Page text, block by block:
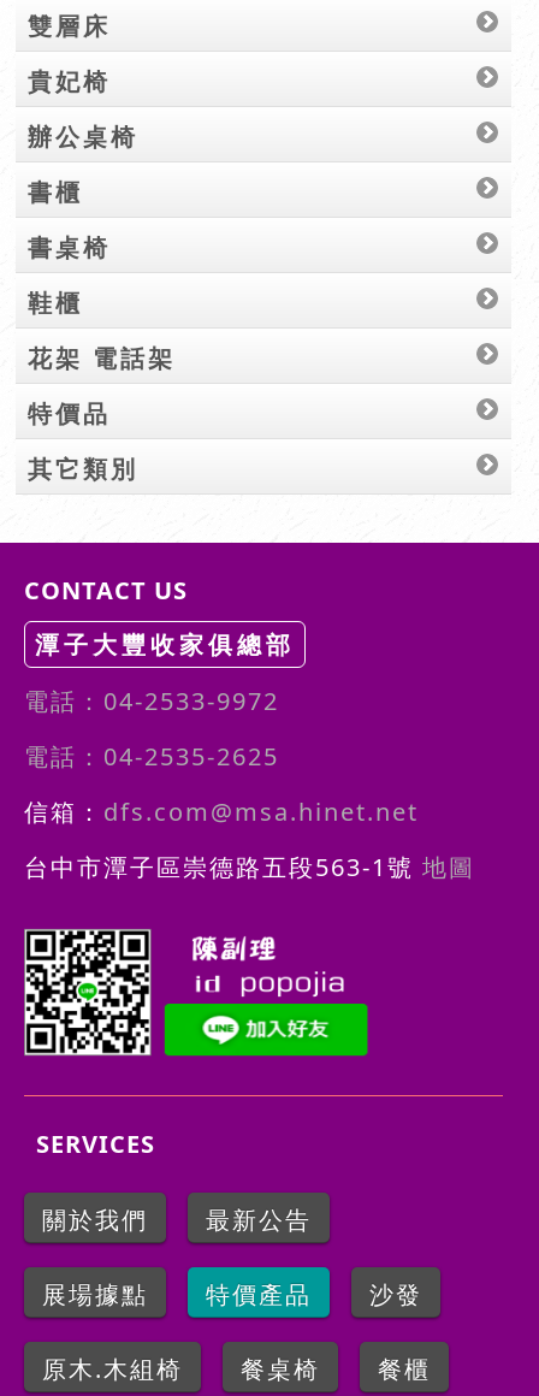
雙層床
貴妃椅
辦公桌椅
書櫃
書桌椅
鞋櫃
花架 電話架
特價品
其它類別
CONTACT US
潭子大豐收家俱總部
電話：04-2533-9972
電話：04-2535-2625
信箱： dfs.com@msa.hinet.net
台中市潭子區崇德路五段563-1號 地圖
SERVICES
關於我們 最新公告
展場據點 特價產品 沙發
原木.木組椅 餐桌椅 餐櫃